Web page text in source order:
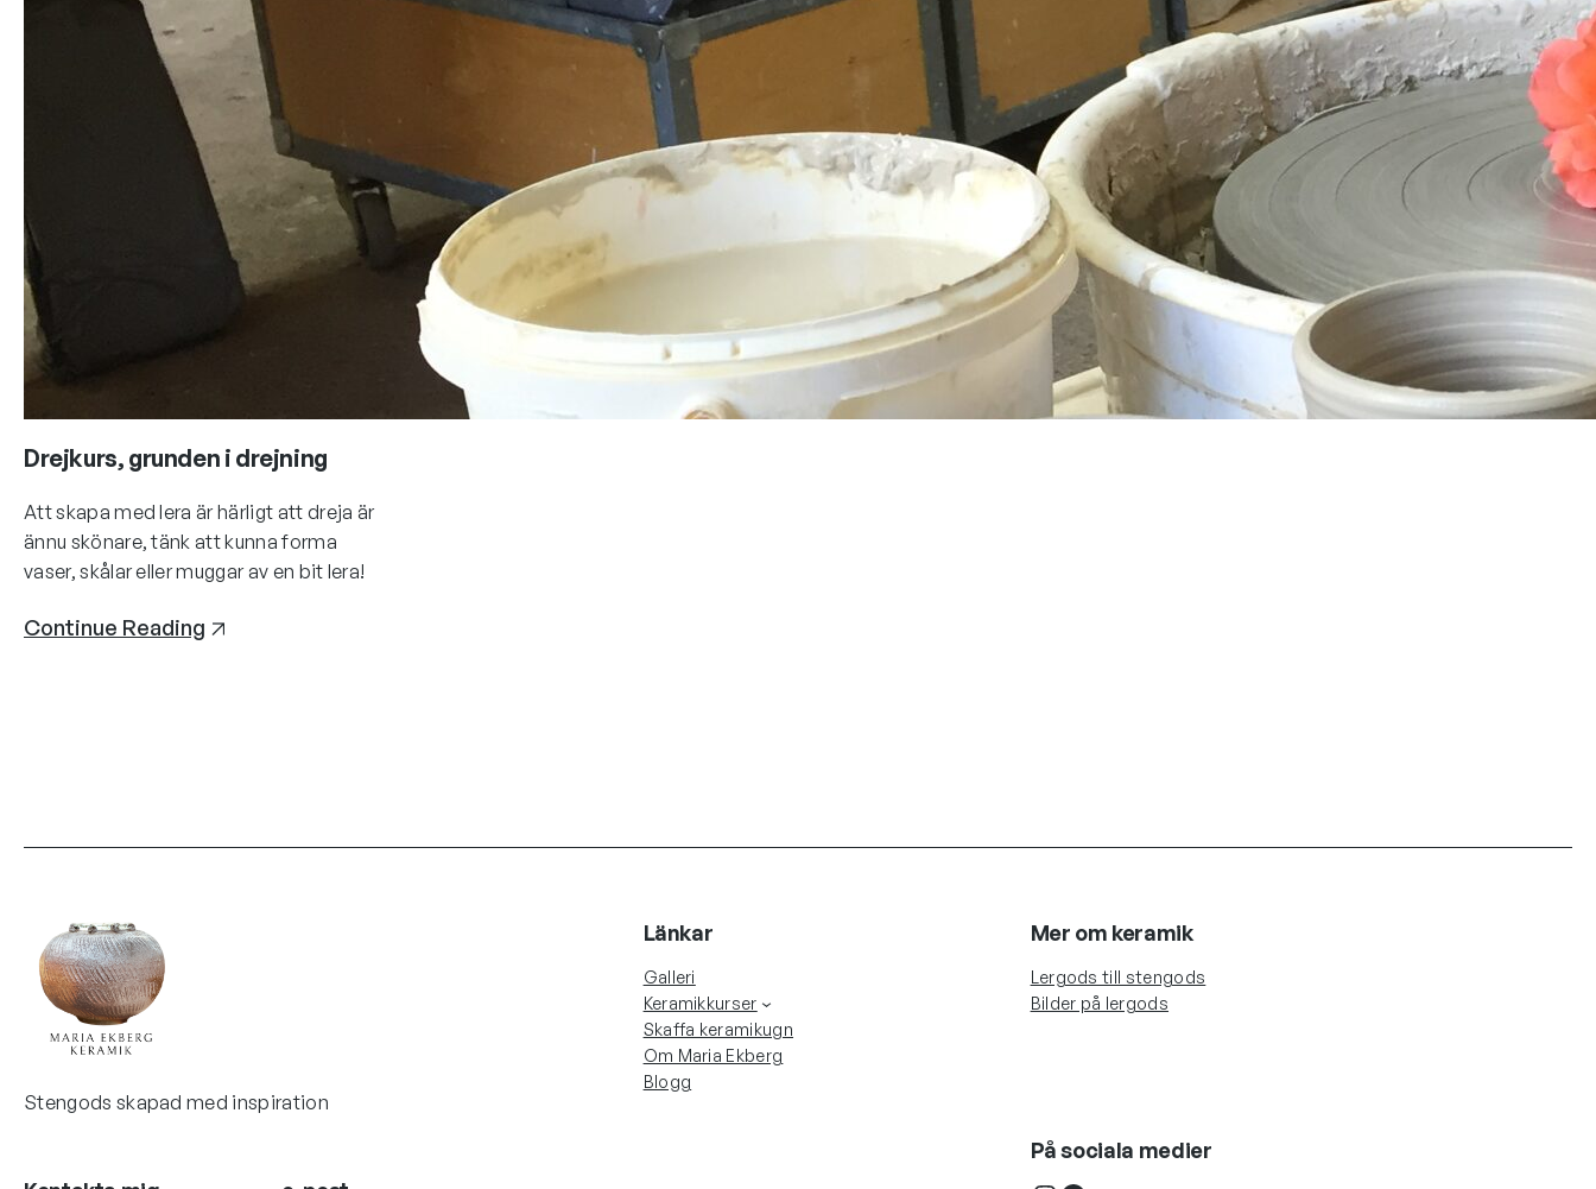
Drejkurs, grunden i drejning
Att skapa med lera är härligt att dreja är
ännu skönare, tänk att kunna forma
vaser, skålar eller muggar av en bit lera!
Continue Reading
Idag satte och startade jag min
keramikugn, en skröj det är den där första
bränningen som man gör innan
glaseringen. Det innebär att i morgon är
det lite varmare i keramikverkstan, det är
skönt nu när kalla Österlenvindarna blåser
in från sjön. Under gårdagen blåste det så
kraftig att min älskade hibiskus trillat ner
och…
Continue Reading
Att knåda lera kräver inte så mycket fysik
styrka snarare att få ordning på finliret,
känna in hur mycket eller lite styrka som
krävs för just den leran man har.
Continue Reading
men i verkstan är det varmt, Kärleken har
isolerat taket och satt i en
luftvärmepump, underbart skönt! Varm
luft när man vill och aldrig under 10 grader,
olivträdet, lagerbladsbusken och en kruka
med kallaknölar gör att verkstan känns
lite som en vinterträdgård. Har jobbat lite
smått i oredan, det blir rörigt när Kärleken
gör sina…
Continue Reading
Stengods skapad med inspiration
Länkar
Galleri
Keramikkurser
Skaffa keramikugn
Om Maria Ekberg
Blogg
Mer om keramik
Lergods till stengods
Bilder på lergods
På sociala medier